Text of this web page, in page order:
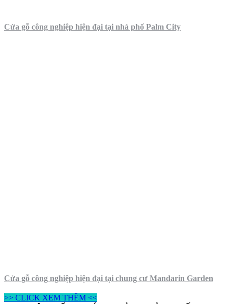
Cửa gỗ công nghiệp hiện đại tại nhà phố Palm City
Cửa gỗ công nghiệp hiện đại tại chung cư Mandarin Garden
>> CLICK XEM THÊM <<